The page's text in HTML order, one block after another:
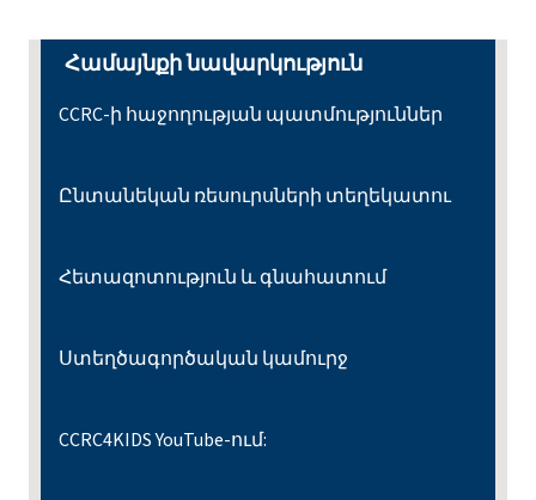
Համայնքի նավարկություն
CCRC-ի հաջողության պատմություններ
Ընտանեկան ռեսուրսների տեղեկատու
Հետազոտություն և գնահատում
Ստեղծագործական կամուրջ
CCRC4KIDS YouTube-ում: